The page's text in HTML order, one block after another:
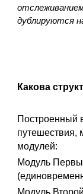
дублируются
Какова
Построенный
путешествия,
модулей:
Модуль
Модуль